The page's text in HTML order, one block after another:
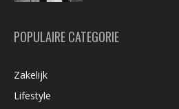
POPULAIRE CATEGORIE
Zakelijk
Lifestyle